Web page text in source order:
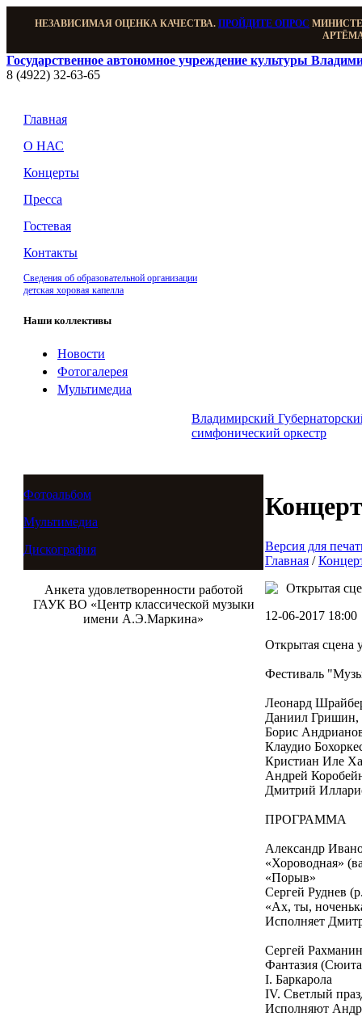
НЕЗАВИСИМАЯ ОЦЕНКА КАЧЕСТВА. ПРОЙДИТЕ ОПРОС
Государственное автономное учреждение культуры
8 (4922) 32-63-65
Главная
О НАС
Концерты
Пресса
Гостевая
Контакты
Сведения об образовательной организации
детская хоровая капелла
Наши коллективы
Новости
Фотогалерея
Мультимедиа
Владимирский
симфонический оркестр
Фотоальбом
Мультимедиа
Дискография
Анкета удовлетворенности работой
ГАУК ВО «Центр классической музыки
имени А.Э.Маркина»
Версия для
Главная /
Открытая
12-06-2017 18:00
Открытая сцена
Фестиваль
Леонард
Даниил Гришин,
Борис
Клаудио
Кристиан Иле
Андрей
Дмитрий
ПРОГРАММА
Александр
«Хороводная»
«Порыв»
Сергей Руднев
«Ах, ты,
Исполняет
Сергей
Фантазия
I. Баркарола
IV. Светлый
Исполняют